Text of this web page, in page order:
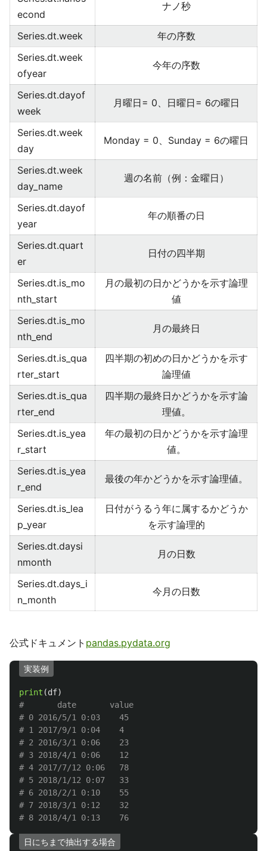
econd
ナノ秒
Series.dt.week
年の序数
Series.dt.week
ofyear
今年の序数
Series.dt.dayof
week
月曜日= 0、日曜日= 6の曜日
Series.dt.week
day
Monday = 0、Sunday = 6の曜日
Series.dt.week
day_name
週の名前（例：金曜日）
Series.dt.dayof
year
年の順番の日
Series.dt.quart
er
日付の四半期
Series.dt.is_mo
nth_start
月の最初の日かどうかを示す論理
値
Series.dt.is_mo
nth_end
月の最終日
Series.dt.is_qua
rter_start
四半期の初めの日かどうかを示す
論理値
Series.dt.is_qua
rter_end
四半期の最終日かどうかを示す論
理値。
Series.dt.is_yea
r_start
年の最初の日かどうかを示す論理
値。
Series.dt.is_yea
r_end
最後の年かどうかを示す論理値。
Series.dt.is_lea
p_year
日付がうるう年に属するかどうか
を示す論理的
Series.dt.daysi
nmonth
月の日数
Series.dt.days_i
n_month
今月の日数
公式ドキュメント pandas.pydata.org
実装例
print (df)
#       date	   value
# 0 2016/5/1 0:03	 45
# 1 2017/9/1 0:04	 4
# 2 2016/3/1 0:06	 23
# 3 2018/4/1 0:06	 12
# 4 2017/7/12 0:06	 78
# 5 2018/1/12 0:07	 33
# 6 2018/2/1 0:10	 55
# 7 2018/3/1 0:12	 32
日にちまで抽出する場合